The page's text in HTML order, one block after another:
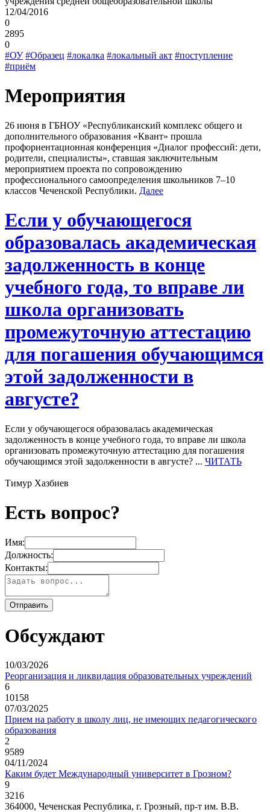
12/04/2016
0
2895
0
#ОУ #Образец #локалка #локальный акт #поступление
#приём
Мероприятия
26 июня в ГБНОУ «Республиканский комплекс общего и
дополнительного образования «Квант» прошла
профориентационная конференция «Диалог профессий: дети,
родители, специалисты», ставшая заключительным
мероприятием проекта по сопровождению
профессионального самоопределения школьников 7–10
классов Чеченской Республики. Далее
Если у обучающегося
образовалась академическая
задолженность в конце
учебного года, то вправе ли
школа организовать
промежуточную аттестацию
для погашения обучающимся
этой задолженности в
августе?
Если у обучающегося образовалась академическая
задолженность в конце учебного года, то вправе ли школа
организовать промежуточную аттестацию для погашения
обучающимся этой задолженности в августе? ... ЧИТАТЬ
Тимур Хазбиев
Есть вопрос?
Имя:
Должность:
Контакты:
Обсуждают
10/03/2026
Реорганизация и ликвидация образовательных учреждений
6
10158
07/03/2025
Прием на работу в школу лиц, не имеющих педагогического
образования
2
9589
04/11/2024
Каким будет Международный университет в Грозном?
9
3216
364000, Чеченская Республика, г. Грозный, пр-т им. В.В.